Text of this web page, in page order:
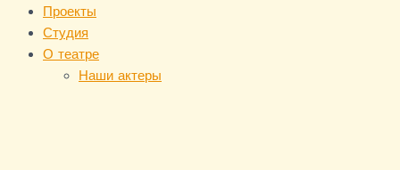
Проекты
Студия
О театре
Наши актеры